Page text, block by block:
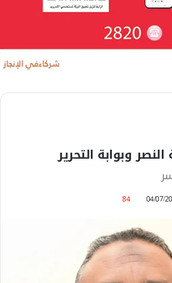
وبوابة التحرير
04/07/
84